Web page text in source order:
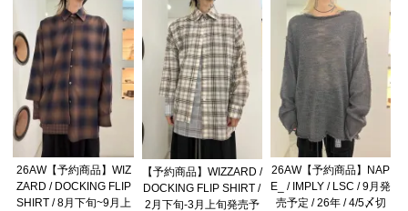
26AW【予約商品】WIZ
ZARD / DOCKING FLIP
SHIRT / 8月下旬~9月上
【予約商品】WIZZARD /
DOCKING FLIP SHIRT /
2月下旬-3月上旬発売予
26AW【予約商品】NAP
E_ / IMPLY / LSC / 9月発
売予定 / 26年 / 4/5〆切